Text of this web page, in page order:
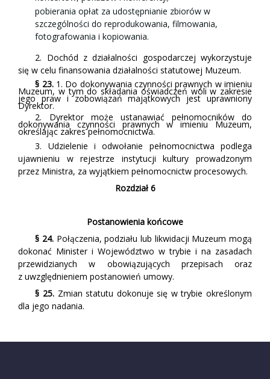
pobierania opłat za udostępnianie zbiorów w
szczególności do reprodukowania, filmowania,
fotografowania i kopiowania.
2. Dochód z działalności gospodarczej wykorzystuje
się w celu finansowania działalności statutowej Muzeum.
§ 23. 1. Do dokonywania czynności prawnych w imieniu
Muzeum, w tym do składania oświadczeń woli w zakresie
jego praw i zobowiązań majątkowych jest uprawniony
Dyrektor.
2. Dyrektor może ustanawiać pełnomocników do
dokonywania czynności prawnych w imieniu Muzeum,
określając zakres pełnomocnictwa.
3. Udzielenie i odwołanie pełnomocnictwa podlega
ujawnieniu w rejestrze instytucji kultury prowadzonym
przez Ministra, za wyjątkiem pełnomocnictw procesowych.
Rozdział 6
Postanowienia końcowe
§ 24. Połączenia, podziału lub likwidacji Muzeum mogą
dokonać Minister i Województwo w trybie i na zasadach
przewidzianych w obowiązujących przepisach oraz
z uwzględnieniem postanowień umowy.
§ 25. Zmian statutu dokonuje się w trybie określonym
dla jego nadania.